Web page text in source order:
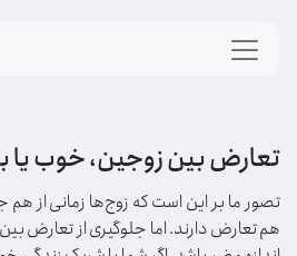
تعارض بین زوجین، خوب یا
تصور ما بر این است که زوج‌ها زمانی از
هم تعارض دارند. اما جلوگیری از تعارض